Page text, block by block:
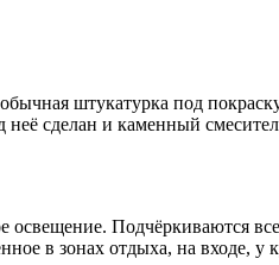
штукатурка под
сделан и каменный
освещение. Подчёркиваются
в зонах отдыха, на входе,